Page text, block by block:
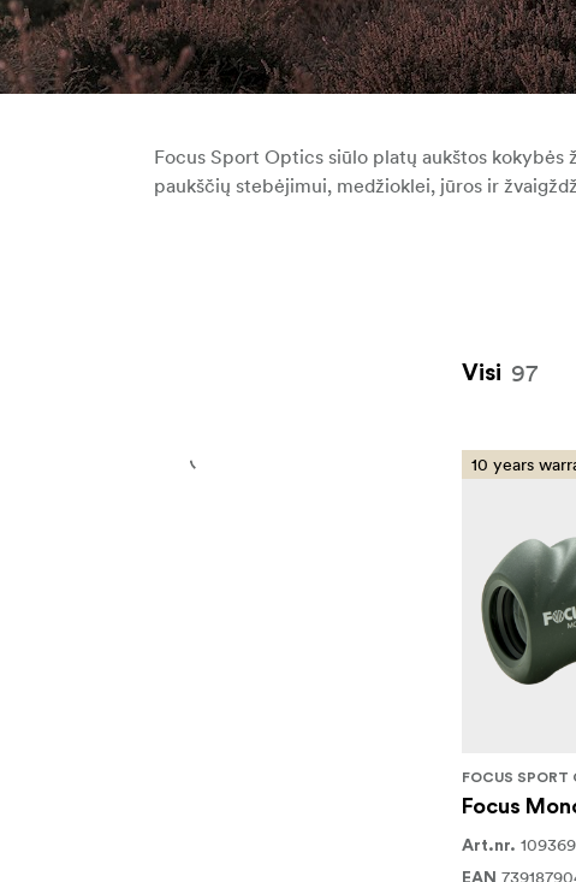
Focus Sport Optics siūlo platų aukštos kokybės
paukščių stebėjimui, medžioklei, jūros ir
Visi 97
10 years
FOCUS SPORT
Focus
Art.nr. 109369
EAN